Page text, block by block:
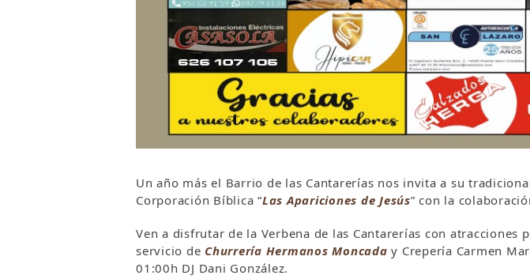
Un año más el Barrio de las Cantarerías nos invita a su
Corporación Bíblica “Las Apariciones de Jesús” con la
Ven a disfrutar de la Verbena de las Cantarerías con
servicio de Churrería Hermanos Moncada y Crepería Carmen
01:00h DJ Dani González.